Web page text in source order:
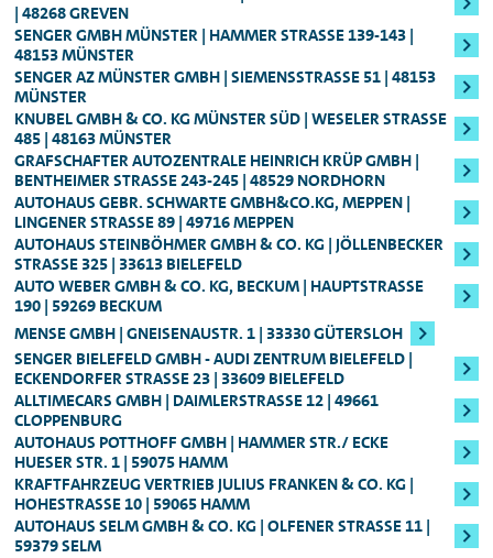
SEAT Leon ST
alle Nutzfahrzeuge
Mindestalter: 23 Jahre, Führerscheinbesitz:
Mind. 3 Jahre:
Für höherwertige Fahrzeugklassen
inkl. Golf GTI
Mindestalter: 25 Jahre, Führerscheinbesitz:
Mind. 3 Jahre:
Für alle Audi S-Modelle, Fahrzeuge der
Oberklasse, sowie für den Audi e-tron
Genauere Informationen zum Mindestalter
können Ihnen jederzeit unsere
Mitarbeitenden vor Ort geben.
Service.
Eine Barzahlung des Mietpreises ist in
unseren Mietwagen-Stationen nicht
möglich.
Den Rechnungsbetrag bucht die Station
entsprechend von Ihrem Konto ab. Je nach
Wert des Fahrzeugs bzw. der Fahrzeugklasse
ist es möglich, dass Sie eine Kreditkarte
vorlegen müssen und nicht mit EC-Karte
zahlen können.
Führerschein ist in Deutschland
und giltnicht als Legitimation
Bitte bringen Sie darüber hinaus ein
Zahlungsmittelmit. Als Sicherheit für Ihre
Anmietung belasten wir bei Abholung des
Mietwagens IhreKreditkarteum einen
Betrag in Höhe desvoraussichtlichen
Mietpreisesund einer zusätzlichen
Sicherheitsleistung, die sich nach der
Fahrzeugklasseberechnet (in der Regel
250,00 bzw. 800,00 Euro). Die
Sicherheitsleistung erhalten Sie nach Ende
des Mietzeitraums natürlich umgehend
zurück.
Customer Portal vornehmen.
Sollten Sie unmittelbar vor der vereinbarten
Abholuhrzeit von der Reservierung
zurücktreten wollen, wären wir Ihnen
dankbar, wenn Sie uns die Stornierung
telefonisch mitteilen würden. So können die
Mitarbeitenden vor Ort das reservierte
Fahrzeug direkt für weitere Anmietungen
freigeben.
48268 GREVEN
SENGER GMBH MÜNSTER | HAMMER STRASSE 139-143 | 4
8153 MÜNSTER
SENGER AZ MÜNSTER GMBH | SIEMENSSTRASSE 51 | 48153 M
ÜNSTER
KNUBEL GMBH & CO. KG MÜNSTER SÜD | WESELER STRASSE 4
85 | 48163 MÜNSTER
GRAFSCHAFTER AUTOZENTRALE HEINRICH KRÜP GMBH |
BENTHEIMER STRASSE 243-245 | 48529 NORDHORN
AUTOHAUS GEBR. SCHWARTE GMBH&CO.KG, MEPPEN |
LINGENER STRASSE 89 | 49716 MEPPEN
AUTOHAUS STEINBÖHMER GMBH & CO. KG | JÖLLENBECKER
STRASSE 325 | 33613 BIELEFELD
AUTO WEBER GMBH & CO. KG, BECKUM | HAUPTSTRASSE 1
90 | 59269 BECKUM
MENSE GMBH | GNEISENAUSTR. 1 | 33330 GÜTERSLOH
SENGER BIELEFELD GMBH - AUDI ZENTRUM BIELEFELD |
ECKENDORFER STRASSE 23 | 33609 BIELEFELD
ALLTIMECARS GMBH | DAIMLERSTRASSE 12 | 49661 C
LOPPENBURG
AUTOHAUS POTTHOFF GMBH | HAMMER STR./ ECKE
HUESER STR. 1 | 59075 HAMM
KRAFTFAHRZEUG VERTRIEB JULIUS FRANKEN & CO. KG |
HOHESTRASSE 10 | 59065 HAMM
AUTOHAUS SELM GMBH & CO. KG | OLFENER STRASSE 11 | 5
9379 SELM